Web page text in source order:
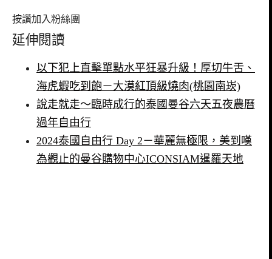
按讚加入粉絲團
延伸閱讀
以下犯上直擊單點水平狂暴升級！厚切牛舌、
海虎蝦吃到飽－大漠紅頂級燒肉(桃園南崁)
說走就走～臨時成行的泰國曼谷六天五夜農曆
過年自由行
2024泰國自由行 Day 2－華麗無極限，美到嘆
為觀止的曼谷購物中心ICONSIAM暹羅天地